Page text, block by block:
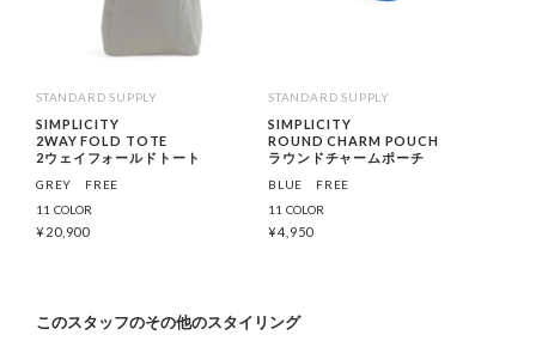
STANDARD SUPPLY
SIMPLICITY
2WAY FOLD TOTE
2ウェイフォールドトート
GREY
FREE
11 COLOR
¥20,900
STANDARD SUPPLY
SIMPLICITY
ROUND CHARM POUCH
ラウンドチャームポーチ
BLUE
FREE
11 COLOR
¥4,950
このスタッフのその他のスタイリング